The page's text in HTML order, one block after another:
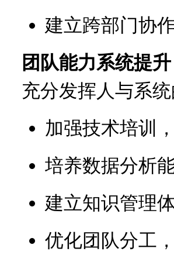
建立跨部门协
团队能力系统提升
充分发挥人与系
加强技术培训
培养数据分析
建立知识管理
优化团队分工